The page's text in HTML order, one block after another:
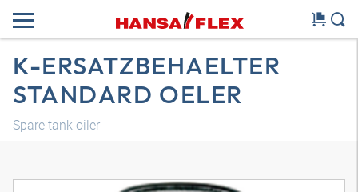
K-ERSATZBEHAELTER
STANDARD OELER
Spare tank oiler